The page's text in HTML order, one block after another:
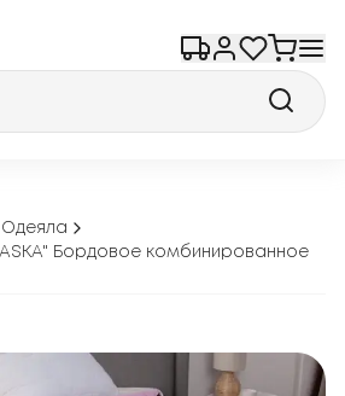
Одеяла
Бордовое комбинированное